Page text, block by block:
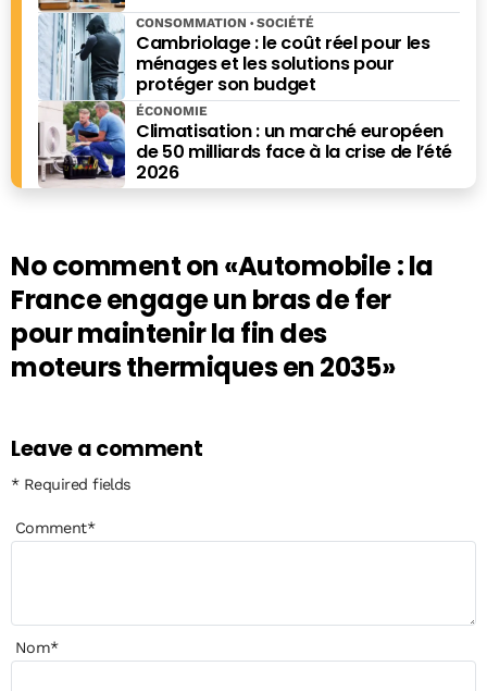
Cambriolage : le coût réel pour les
ménages et les solutions pour
protéger son budget
CONSOMMATION SOCIÉTÉ
Climatisation : un marché européen
de 50 milliards face à la crise de l’été
2026
ÉCONOMIE
No comment on«Automobile : la
France engage un bras de fer
pour maintenir la fin des
moteurs thermiques en 2035»
Leave a comment
* Required fields
Comment*
Nom*